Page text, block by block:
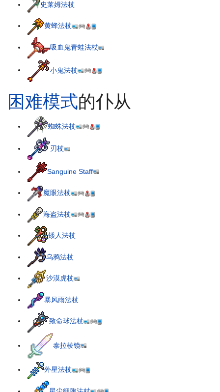
史莱姆法杖
黄蜂法杖
吸血鬼青蛙法杖
小鬼法杖
困难模式的仆从
蜘蛛法杖
刃杖
Sanguine Staff
魔眼法杖
海盗法杖
矮人法杖
乌鸦法杖
沙漠虎杖
暴风雨法杖
致命球法杖
泰拉棱镜
外星法杖